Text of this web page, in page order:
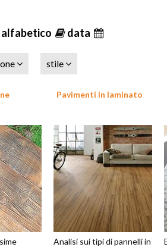
alfabetico data
stile
Pavimenti in laminato
Analisi sui tipi di pannelli in